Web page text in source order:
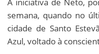
A iniciativa de Neto,
semana, quando no
cidade de Santo
Azul, voltado à